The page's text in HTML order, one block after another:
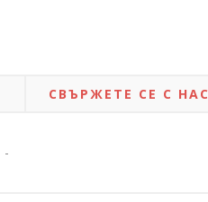
СВЪРЖЕТЕ СЕ С
-